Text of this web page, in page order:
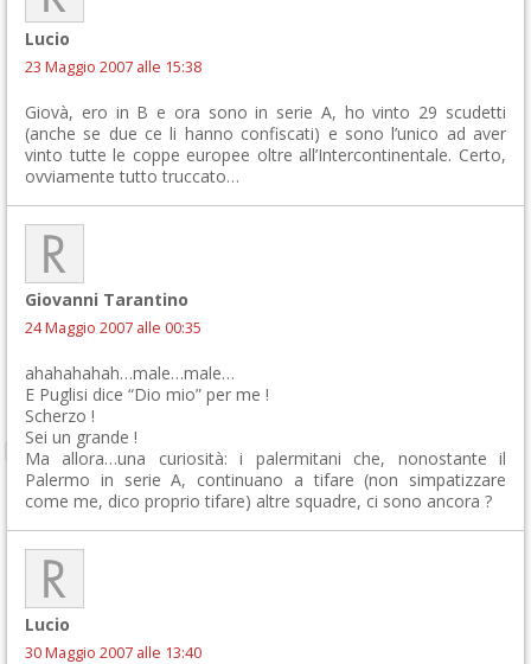
Lucio
23 Maggio 2007 alle 15:38
Giovà, ero in B e ora sono in serie A, ho vinto 29 scudetti
(anche se due ce li hanno confiscati) e sono l’unico ad aver
vinto tutte le coppe europee oltre all’Intercontinentale. Certo,
ovviamente tutto truccato…
Giovanni Tarantino
24 Maggio 2007 alle 00:35
ahahahahah…male…male…
E Puglisi dice “Dio mio” per me !
Scherzo !
Sei un grande !
Ma allora…una curiosità: i palermitani che, nonostante il
Palermo in serie A, continuano a tifare (non simpatizzare
come me, dico proprio tifare) altre squadre, ci sono ancora ?
Lucio
30 Maggio 2007 alle 13:40